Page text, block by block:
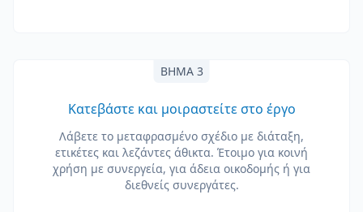
ΒΉΜΑ 3
Κατεβάστε και μοιραστείτε στο έργο
Λάβετε το μεταφρασμένο σχέδιο με διάταξη,
ετικέτες και λεζάντες άθικτα. Έτοιμο για κοινή
χρήση με συνεργεία, για άδεια οικοδομής ή για
διεθνείς συνεργάτες.